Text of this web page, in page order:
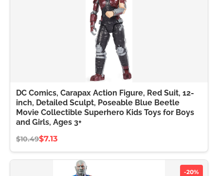
DC Comics, Carapax Action Figure, Red Suit, 12-
inch, Detailed Sculpt, Poseable Blue Beetle
Movie Collectible Superhero Kids Toys for Boys
and Girls, Ages 3+
$10.49$7.13
-20%